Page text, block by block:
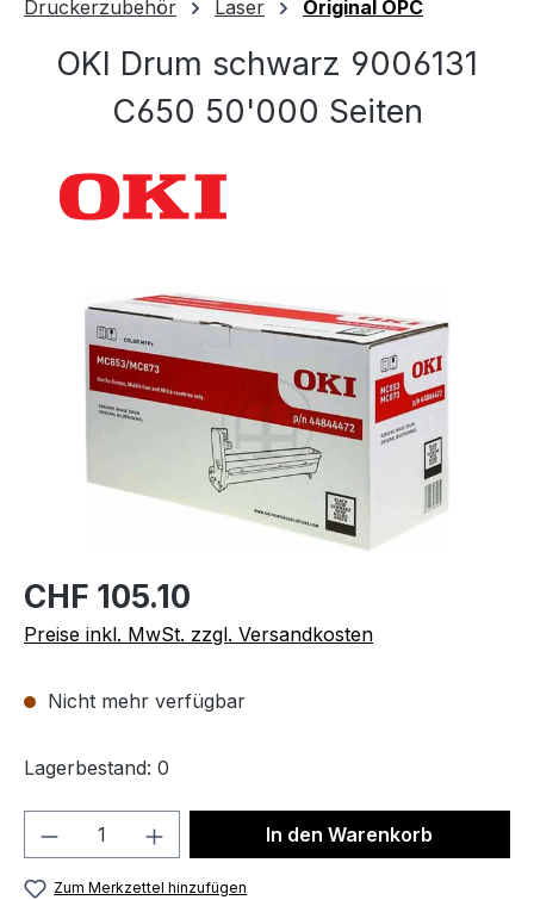
Druckerzubehör Laser Original OPC
OKI Drum schwarz 9006131
C650 50'000 Seiten
Bildergalerie überspringen
CHF 105.10
Preise inkl. MwSt. zzgl. Versandkosten
Nicht mehr verfügbar
Lagerbestand: 0
Produkt Anzahl: Gib denIn den Warenkorb
Zum Merkzettel hinzufügen